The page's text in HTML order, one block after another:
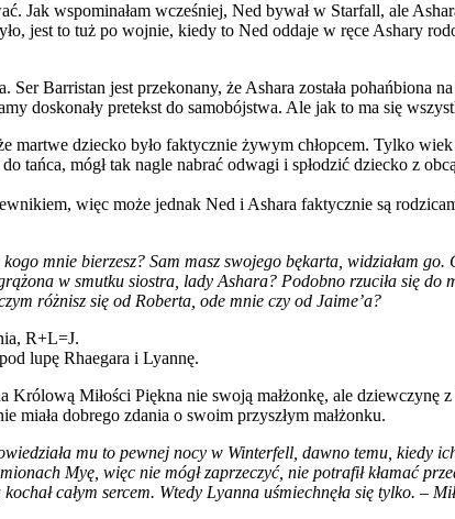
Jak wspominałam wcześniej, Ned bywał w Starfall, ale
jest to tuż po wojnie, kiedy to Ned oddaje w ręce Ashary
Barristan jest przekonany, że Ashara została pohańbiona
doskonały pretekst do samobójstwa. Ale jak to ma się
martwe dziecko było faktycznie żywym chłopcem. Tylko
tańca, mógł tak nagle nabrać odwagi i spłodzić dziecko z
więc może jednak Ned i Ashara faktycznie są
mnie bierzesz? Sam masz swojego bękarta, widziałam
w smutku siostra, lady Ashara? Podobno rzuciła się
różnisz się od Roberta, ode mnie czy od Jaime’a?
R+L=J.
lupę Rhaegara i Lyannę.
Miłości Piękna nie swoją małżonkę, ale dziewczynę z
miała dobrego zdania o swoim przyszłym małżonku.
mu to pewnej nocy w Winterfell, dawno temu, kiedy
Myę, więc nie mógł zaprzeczyć, nie potrafił kłamać
całym sercem. Wtedy Lyanna uśmiechnęła się tylko. –